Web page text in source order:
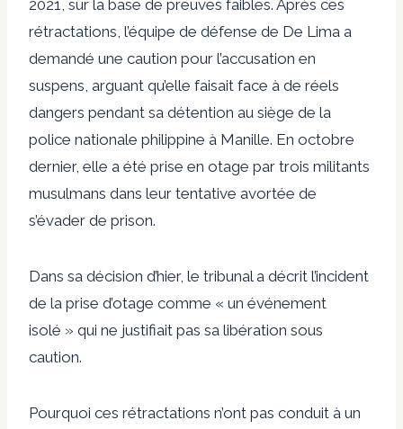
2021, sur la base de preuves faibles. Après ces
rétractations, l’équipe de défense de De Lima a
demandé une caution pour l’accusation en
suspens, arguant qu’elle faisait face à de réels
dangers pendant sa détention au siège de la
police nationale philippine à Manille. En octobre
dernier, elle a été prise en otage par trois militants
musulmans dans leur tentative avortée de
s’évader de prison.
Dans sa décision d’hier, le tribunal a décrit l’incident
de la prise d’otage comme « un événement
isolé » qui ne justifiait pas sa libération sous
caution.
Pourquoi ces rétractations n’ont pas conduit à un